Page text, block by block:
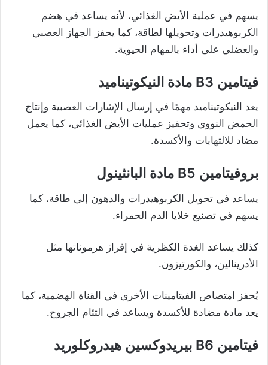
يسهم في عملية الأيض الغذائي، لأنه يساعد في هضم
الكربوهيدرات وتحويلها لطاقة، كما يحفز الجهاز العصبي
والعضلي على أداء بالمهام الحيوية.
فيتامين B3 مادة النيكوتيناميد
يعد النيكوتيناميد مهمًا في إرسال الإشارات العصبية وإنتاج
الحمض النووي وتحفيز عمليات الأيض الغذائي، كما يعمل
مضاد للالتهابات والأكسدة.
بروفيتامين B5 مادة البانثينول
يساعد في تحويل الكربوهيدرات والدهون إلى طاقة، كما
يسهم في تصنيع خلايا الدم الحمراء.
كذلك يساعد الغدة الكظرية في إفراز هرموناتها مثل
الأدرينالين، والكورتيزون.
يُحفز امتصاص الفيتامينات الأخرى في القناة الهضمية، كما
يعد مادة مضادة للأكسدة ويساعد في التئام الجروح.
فيتامين B6 بيريدوكسين هيدروكلوريد